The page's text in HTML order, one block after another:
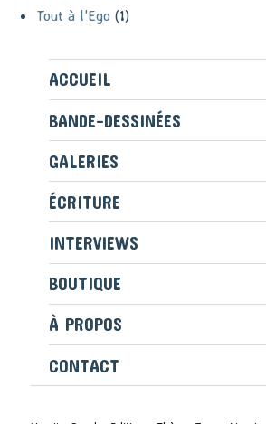
Tout à l'Ego (1)
ACCUEIL
BANDE-DESSINÉES
GALERIES
ÉCRITURE
INTERVIEWS
BOUTIQUE
À PROPOS
CONTACT